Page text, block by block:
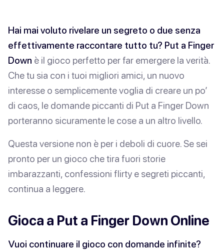
Hai mai voluto rivelare un segreto o due senza
effettivamente raccontare tutto tu? Put a Finger
Down è il gioco perfetto per far emergere la verità.
Che tu sia con i tuoi migliori amici, un nuovo
interesse o semplicemente voglia di creare un po’
di caos, le domande piccanti di Put a Finger Down
porteranno sicuramente le cose a un altro livello.
Questa versione non è per i deboli di cuore. Se sei
pronto per un gioco che tira fuori storie
imbarazzanti, confessioni flirty e segreti piccanti,
continua a leggere.
Gioca a Put a Finger Down Online
Vuoi continuare il gioco con domande infinite?